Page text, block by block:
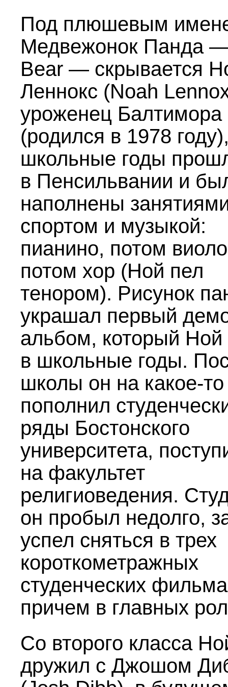
Под плюшевым
Медвежонок Панда
Bear — скрывается
Леннокс (Noah
уроженец Балтимора
(родился в 1978
школьные годы
в Пенсильвании и
наполнены
спортом и музыкой:
пианино, потом
потом хор (Ной пел
тенором). Рисунок
украшал первый
альбом, который Ной
в школьные годы.
школы он на какое-
пополнил
ряды Бостонского
университета,
на факультет
религиоведения.
он пробыл недолго,
успел сняться в трех
короткометражных
студенческих
причем в главных
Со второго класса
дружил с Джошом